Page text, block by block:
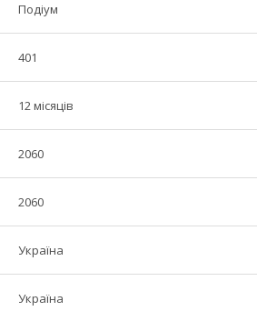
Подіум
401
12 місяців
2060
2060
Україна
Україна